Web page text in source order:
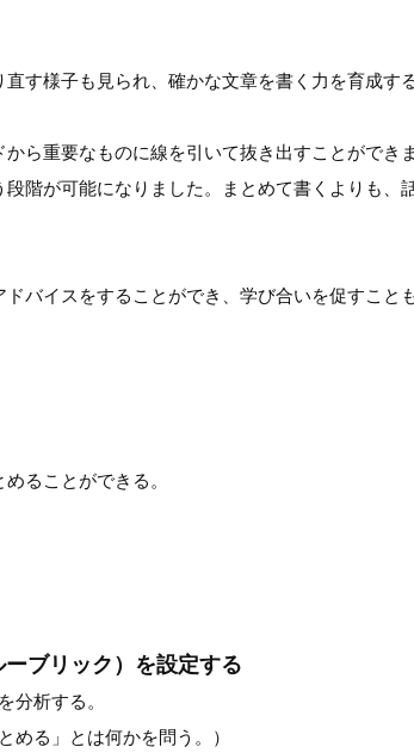
す様子も見られ、確かな文章を書く力を育成す
ら重要なものに線を引いて抜き出すことができ
階が可能になりました。まとめて書くよりも、
バイスをすることができ、学び合いを促すこと
ることができる。
ブリック）を設定する
分析する。
める」とは何かを問う。）